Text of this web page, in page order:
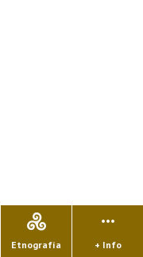
Etnografía + Info